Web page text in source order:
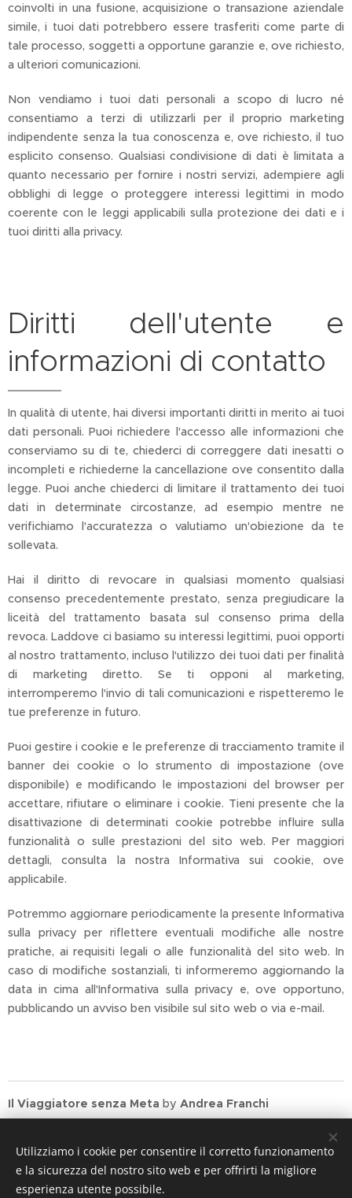
coinvolti in una fusione, acquisizione o transazione aziendale
simile, i tuoi dati potrebbero essere trasferiti come parte di
tale processo, soggetti a opportune garanzie e, ove richiesto,
a ulteriori comunicazioni.
Non vendiamo i tuoi dati personali a scopo di lucro né
consentiamo a terzi di utilizzarli per il proprio marketing
indipendente senza la tua conoscenza e, ove richiesto, il tuo
esplicito consenso. Qualsiasi condivisione di dati è limitata a
quanto necessario per fornire i nostri servizi, adempiere agli
obblighi di legge o proteggere interessi legittimi in modo
coerente con le leggi applicabili sulla protezione dei dati e i
tuoi diritti alla privacy.
Diritti dell'utente e
informazioni di contatto
In qualità di utente, hai diversi importanti diritti in merito ai tuoi
dati personali. Puoi richiedere l'accesso alle informazioni che
conserviamo su di te, chiederci di correggere dati inesatti o
incompleti e richiederne la cancellazione ove consentito dalla
legge. Puoi anche chiederci di limitare il trattamento dei tuoi
dati in determinate circostanze, ad esempio mentre ne
verifichiamo l'accuratezza o valutiamo un'obiezione da te
sollevata.
Hai il diritto di revocare in qualsiasi momento qualsiasi
consenso precedentemente prestato, senza pregiudicare la
liceità del trattamento basata sul consenso prima della
revoca. Laddove ci basiamo su interessi legittimi, puoi opporti
al nostro trattamento, incluso l'utilizzo dei tuoi dati per finalità
di marketing diretto. Se ti opponi al marketing,
interromperemo l'invio di tali comunicazioni e rispetteremo le
tue preferenze in futuro.
Puoi gestire i cookie e le preferenze di tracciamento tramite il
banner dei cookie o lo strumento di impostazione (ove
disponibile) e modificando le impostazioni del browser per
accettare, rifiutare o eliminare i cookie. Tieni presente che la
disattivazione di determinati cookie potrebbe influire sulla
funzionalità o sulle prestazioni del sito web. Per maggiori
dettagli, consulta la nostra Informativa sui cookie, ove
applicabile.
Potremmo aggiornare periodicamente la presente Informativa
sulla privacy per riflettere eventuali modifiche alle nostre
pratiche, ai requisiti legali o alle funzionalità del sito web. In
caso di modifiche sostanziali, ti informeremo aggiornando la
data in cima all'Informativa sulla privacy e, ove opportuno,
pubblicando un avviso ben visibile sul sito web o via e-mail.
Il Viaggiatore senza Meta by Andrea Franchi
Utilizziamo i cookie per consentire il corretto funzionamento
e la sicurezza del nostro sito web e per offrirti la migliore
esperienza utente possibile.